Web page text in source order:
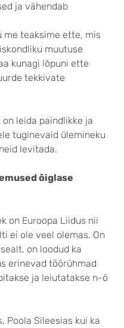
ja vähendab
me teaksime ette, mis
muutuse
kunagi lõpuni ette
tekkivate
leida paindlikke ja
tuginevaid ülemineku
levitada.
õiglase
on Euroopa Liidus nii
ei ole veel olemas. On
on loodud ka
erinevad töörühmad
ja leiutatakse n-ö
Poola Sileesias kui ka